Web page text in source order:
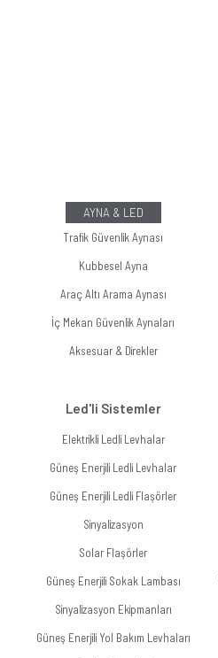
AYNA & LED
Trafik Güvenlik Aynası
Kubbesel Ayna
Araç Altı Arama Aynası
İç Mekan Güvenlik Aynaları
Aksesuar & Direkler
Led'li Sistemler
Elektrikli Ledli Levhalar
Güneş Enerjili Ledli Levhalar
Güneş Enerjili Ledli Flaşörler
Sinyalizasyon
Solar Flaşörler
Güneş Enerjili Sokak Lambası
Sinyalizasyon Ekipmanları
Güneş Enerjili Yol Bakım Levhaları